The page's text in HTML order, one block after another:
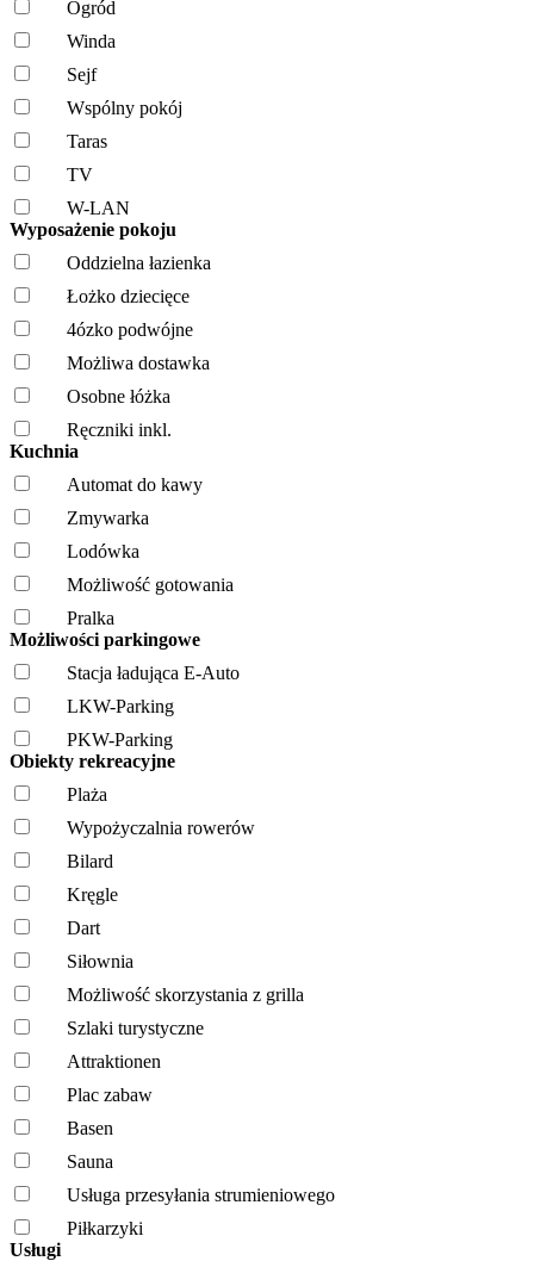
Ogród
Winda
Sejf
Wspólny pokój
Taras
TV
W-LAN
Wyposażenie pokoju
Oddzielna łazienka
Łożko dziecięce
4ózko podwójne
Możliwa dostawka
Osobne łóżka
Ręczniki inkl.
Kuchnia
Automat do kawy
Zmywarka
Lodówka
Możliwość gotowania
Pralka
Możliwości parkingowe
Stacja ładująca E-Auto
LKW-Parking
PKW-Parking
Obiekty rekreacyjne
Plaża
Wypożyczalnia rowerów
Bilard
Kręgle
Dart
Siłownia
Możliwość skorzystania z grilla
Szlaki turystyczne
Attraktionen
Plac zabaw
Basen
Sauna
Usługa przesyłania strumieniowego
Piłkarzyki
Usługi